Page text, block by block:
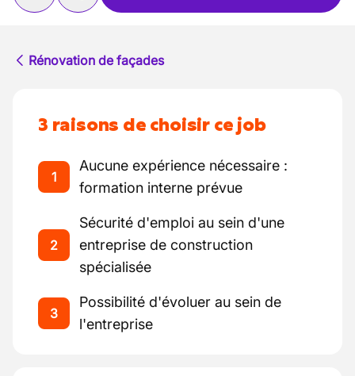
Rénovation de façades
3 raisons de choisir ce job
1
Aucune expérience nécessaire :
formation interne prévue
2
Sécurité d'emploi au sein d'une
entreprise de construction
spécialisée
3
Possibilité d'évoluer au sein de
l'entreprise